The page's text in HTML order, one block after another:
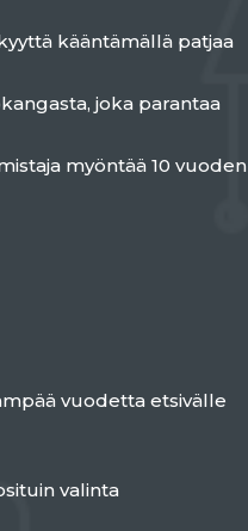
kääntämällä patjaa
joka parantaa
myöntää 10 vuoden
vuodetta etsivälle
valinta